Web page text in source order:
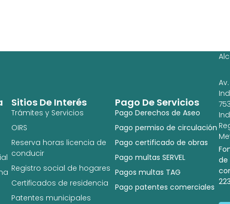
Pago De Servicios
Pago Derechos de Aseo
Pago permiso de circulación
Pago certificado de obras
Pago multas SERVEL
Pagos multas TAG
Pago patentes comerciales
Sitios De Interés
Trámites y Servicios
OIRS
Reserva horas licencia de
conducir
Registro social de hogares
Certificados de residencia
Patentes municipales
Av.
de